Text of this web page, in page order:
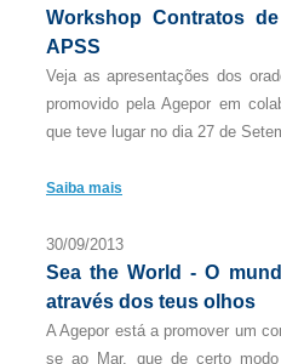
Workshop Contratos
APSS
Veja as apresentações dos
promovido pela Agepor em
que teve lugar no dia 27 de
Saiba mais
30/09/2013
Sea the World - O
através dos teus olhos
A Agepor está a promover um
se ao Mar, que de certo